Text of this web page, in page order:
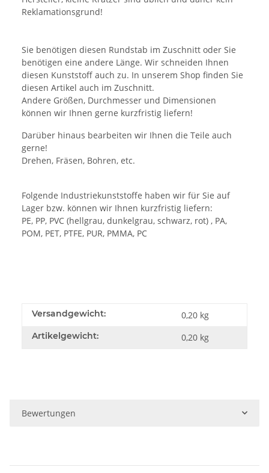
Reklamationsgrund!
Sie benötigen diesen Rundstab im Zuschnitt oder Sie
benötigen eine andere Länge. Wir schneiden Ihnen
diesen Kunststoff auch zu. In unserem Shop finden Sie
diesen Artikel auch im Zuschnitt.
Andere Größen, Durchmesser und Dimensionen
können wir Ihnen gerne kurzfristig liefern!
Darüber hinaus bearbeiten wir Ihnen die Teile auch
gerne!
Drehen, Fräsen, Bohren, etc.
Folgende Industriekunststoffe haben wir für Sie auf
Lager bzw. können wir Ihnen kurzfristig liefern:
PE, PP, PVC (hellgrau, dunkelgrau, schwarz, rot) , PA,
POM, PET, PTFE, PUR, PMMA, PC
Versandgewicht: 0,20 kg
Artikelgewicht: 0,20 kg
Bewertungen